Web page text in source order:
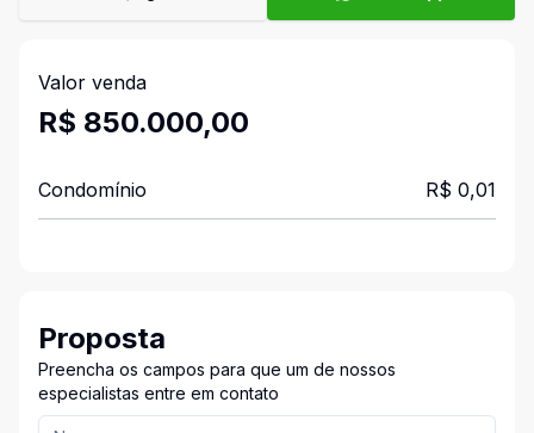
Valor venda
R$ 850.000,00
Condomínio R$ 0,01
Proposta
Preencha os campos para que um de nossos
especialistas entre em contato